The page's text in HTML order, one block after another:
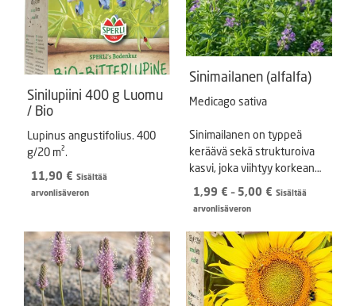
Sinilupiini 400 g Luomu
/ Bio
Lupinus angustifolius. 400
g/20 m².
11,90 € Sisältää
arvonlisäveron
Sinimailanen (alfalfa)
Medicago sativa
Sinimailanen on typpeä
keräävä sekä strukturoiva
kasvi, joka viihtyy korkean
pH:n maaperässä.
1,99 € – 5,00 € Hintaluokka:
5,00 €
Sisältää
arvonlisäveron